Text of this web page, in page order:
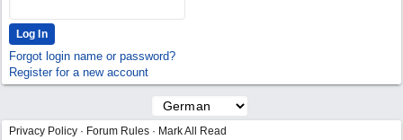
Forgot login name or password?
Register for a new account
Privacy Policy · Forum Rules · Mark All Read